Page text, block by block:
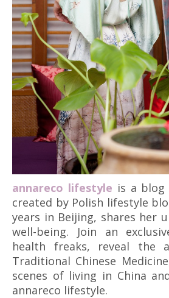
annareco lifestyle is a blog
created by Polish lifestyle
years in Beijing, shares her
well-being. Join an
health freaks, reveal the
Traditional Chinese
scenes of living in China
annareco lifestyle.